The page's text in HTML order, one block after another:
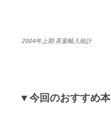
2004年上期 茶葉輸入統計
▼今回のおすすめ本